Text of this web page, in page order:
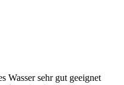
Wasser sehr gut geeignet